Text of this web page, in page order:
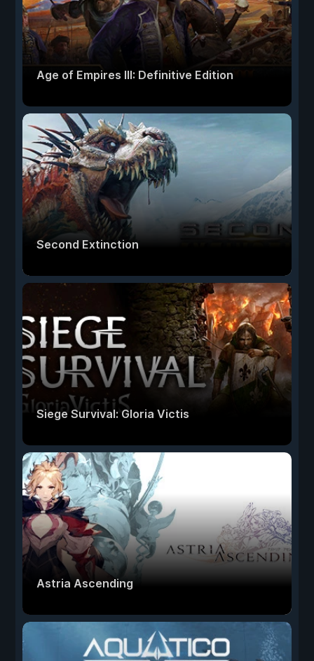
Age of Empires III: Definitive Edition
Second Extinction
Siege Survival: Gloria Victis
Astria Ascending